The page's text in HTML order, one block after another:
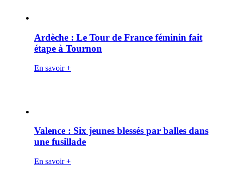
Ardèche : Le Tour de France féminin fait
étape à Tournon
En savoir +
Valence : Six jeunes blessés par balles dans
une fusillade
En savoir +